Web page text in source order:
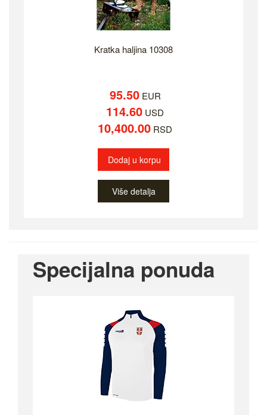
Kratka haljina 10308
95.50EUR
114.60 USD
10,400.00 RSD
Dodaj u korpu
Više detalja
Specijalna ponuda